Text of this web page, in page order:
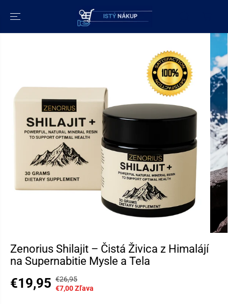
PREJDITE NA
Zenorius Shilajit – Čistá Živica z Himalájí
na Supernabitie Mysle a Tela
P
€19,95 B
E
€26,95
U
L€7,00 Zľava